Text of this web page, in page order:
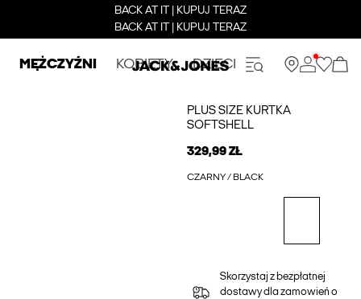
BACK AT IT | KUPUJ TERAZ
BACK AT IT | KUPUJ TERAZ
MĘŻCZYŹNI KOBIETY DZIECI
PLUS SIZE KURTKA
SOFTSHELL
329,99 ZŁ
CZARNY / BLACK
Skorzystaj z bezpłatnej
dostawy dla zamowień o